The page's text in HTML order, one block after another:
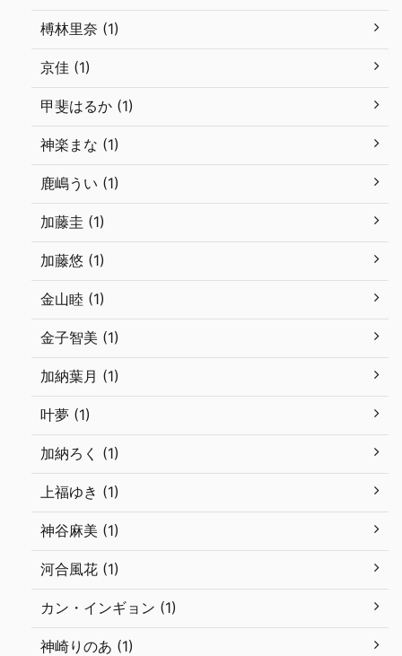
榑林里奈 (1)
京佳 (1)
甲斐はるか (1)
神楽まな (1)
鹿嶋うい (1)
加藤圭 (1)
加藤悠 (1)
金山睦 (1)
金子智美 (1)
加納葉月 (1)
叶夢 (1)
加納ろく (1)
上福ゆき (1)
神谷麻美 (1)
河合風花 (1)
カン・インギョン (1)
神崎りのあ (1)